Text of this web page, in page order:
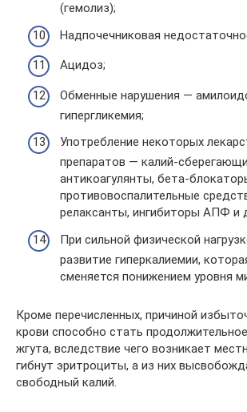
(гемолиз);
Надпочечниковая
Ацидоз;
Обменные нарушения —
гипергликемия;
Употребление некоторых
препаратов — калий-
антикоагулянты, бета-
противовоспалительные
релаксанты, ингибиторы АПФ и
При сильной физической
развитие гиперкалиемии,
сменяется понижением уровня
Кроме перечисленных, причиной
крови способно стать
жгута, вследствие чего возникает
гибнут эритроциты, а из них
свободный калий.